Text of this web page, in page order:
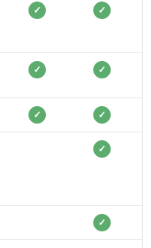
✓ ✓
✓ ✓
✓ ✓
✓
✓